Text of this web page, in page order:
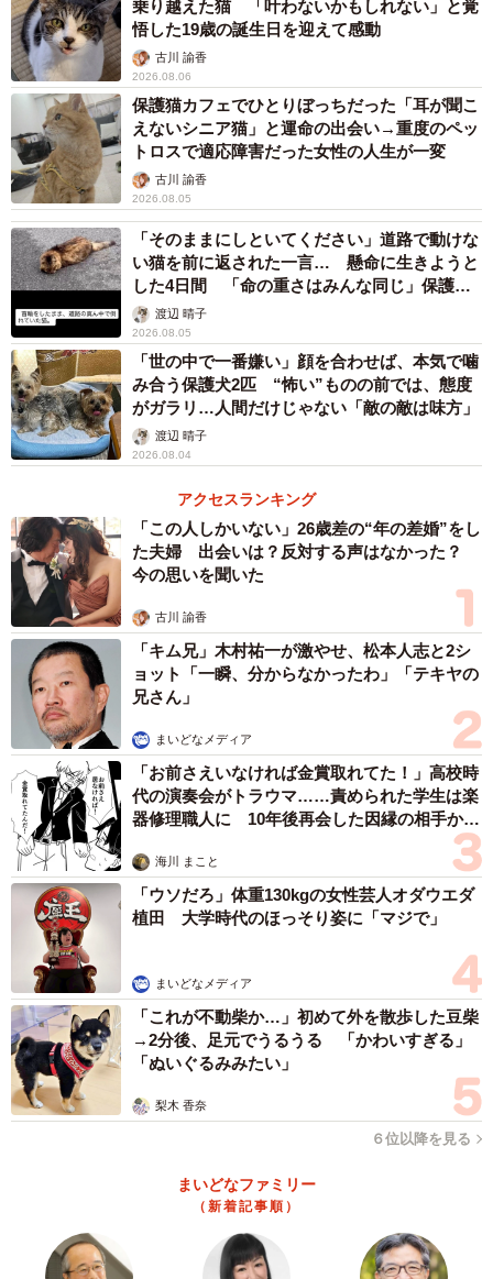
先住犬とも仲良しになりました
しばらくの間、ふうちゃんは預かりボランティアさんの家
で術後ケアを受けながら過ごしていました。精神面でも全
く問題なく、人間を前に甘えたり、先住犬と一緒に遊んだ
り、笑顔を浮かべたりするようにもなりました。
そして、体調が安定したところで団体ではふうちゃんの里
親募集をスタート。保護から手術に至るまでのプロセスは
かなり大変なものではありましたが、ここで幸せを目指す
リスタートとなりました。
3/3
近い将来、絶対に幸せを掴んでね！
小さな体で大変な手術を乗り越えたふうちゃんなので、こ
れから先もきっと自らの幸せを掴んでくれることでしょ
う。1日も早くふうちゃんにピッタリの里親さんとの縁が結
ばれると良いなと思いました。
わんにゃんレスキューはぴねす
http://happines-rescue.com/
乗り越えた猫 「叶わないかもしれない」と覚
悟した19歳の誕生日を迎えて感動
古川 諭香
2026.08.06
保護猫カフェでひとりぼっちだった「耳が聞こ
えないシニア猫」と運命の出会い→重度のペッ
トロスで適応障害だった女性の人生が一変
古川 諭香
2026.08.05
「そのままにしといてください」道路で動けな
い猫を前に返された一言… 懸命に生きようと
した4日間 「命の重さはみんな同じ」保護団
体代表の訴え
渡辺 晴子
2026.08.05
「世の中で一番嫌い」顔を合わせば、本気で噛
み合う保護犬2匹 “怖い”ものの前では、態度
がガラリ…人間だけじゃない「敵の敵は味方」
渡辺 晴子
2026.08.04
アクセスランキング
「この人しかいない」26歳差の“年の差婚”をし
た夫婦 出会いは？反対する声はなかった？
今の思いを聞いた
古川 諭香
「キム兄」木村祐一が激やせ、松本人志と2シ
ョット「一瞬、分からなかったわ」「テキヤの
兄さん」
まいどなメディア
「お前さえいなければ金賞取れてた！」高校時
代の演奏会がトラウマ……責められた学生は楽
器修理職人に 10年後再会した因縁の相手から
海川 まこと
「ウソだろ」体重130kgの女性芸人オダウエダ
植田 大学時代のほっそり姿に「マジで」
まいどなメディア
「これが不動柴か…」初めて外を散歩した豆柴
→2分後、足元でうるうる 「かわいすぎる」
「ぬいぐるみみたい」
梨木 香奈
６位以降を見る
まいどなファミリー
（新着記事順）